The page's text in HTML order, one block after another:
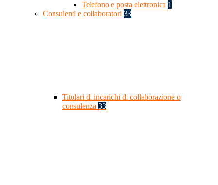
Telefono e posta elettronica 1
Consulenti e collaboratori 33
Titolari di incarichi di collaborazione o
consulenza 33